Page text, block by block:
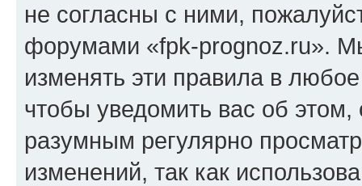
не согласны с ними,
форумами «fpk-prognoz.ru».
изменять эти правила в
чтобы уведомить вас об
разумным регулярно
изменений, так как